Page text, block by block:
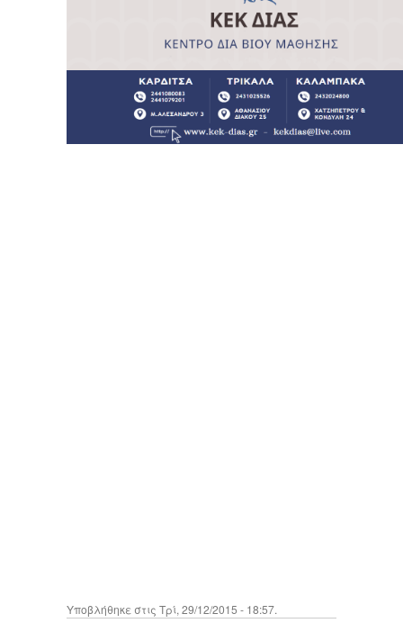
Υποβλήθηκε στις Τρί, 29/12/2015 - 18:57.